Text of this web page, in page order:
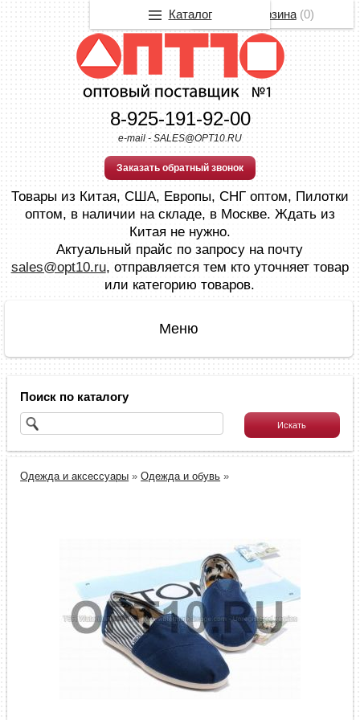
8-925-191-92-00
e-mail - SALES@OPT10.RU
Заказать обратный звонок
Товары из Китая, США, Европы, СНГ оптом, Пилотки
оптом, в наличии на складе, в Москве. Ждать из
Китая не нужно.
Актуальный прайс по запросу на почту
sales@opt10.ru, отправляется тем кто уточняет товар
или категорию товаров.
Поиск по каталогу
Одежда и аксессуары »Одежда и обувь »
Корзина(0)
Каталог